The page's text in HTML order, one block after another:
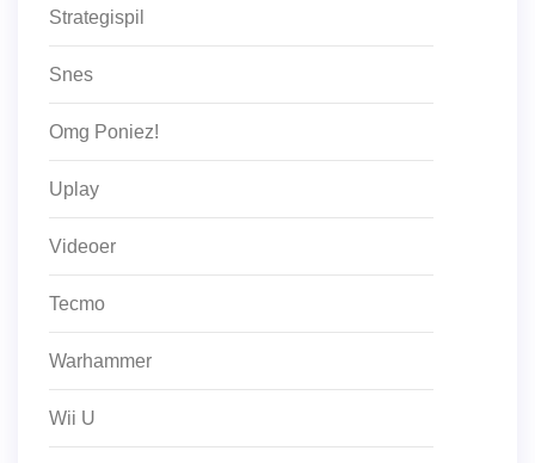
Strategispil
Snes
Omg Poniez!
Uplay
Videoer
Tecmo
Warhammer
Wii U